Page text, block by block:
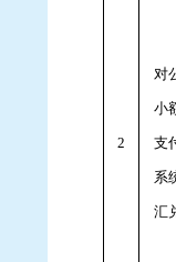
2
对
小
支
系
汇